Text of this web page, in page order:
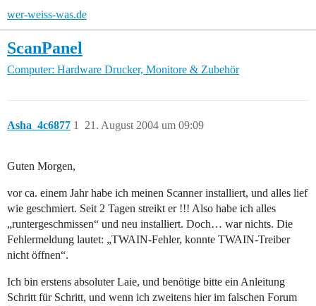
wer-weiss-was.de
ScanPanel
Computer: Hardware Drucker, Monitore & Zubehör
Asha_4c6877 21. August 2004 um 09:09
1
Guten Morgen,
vor ca. einem Jahr habe ich meinen Scanner installiert, und alles lief
wie geschmiert. Seit 2 Tagen streikt er !!! Also habe ich alles
„runtergeschmissen“ und neu installiert. Doch… war nichts. Die
Fehlermeldung lautet: „TWAIN-Fehler, konnte TWAIN-Treiber
nicht öffnen“.
Ich bin erstens absoluter Laie, und benötige bitte ein Anleitung
Schritt für Schritt, und wenn ich zweitens hier im falschen Forum